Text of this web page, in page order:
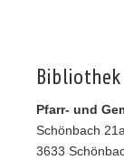
Bibliothek
Pfarr- und
Schönbach
3633